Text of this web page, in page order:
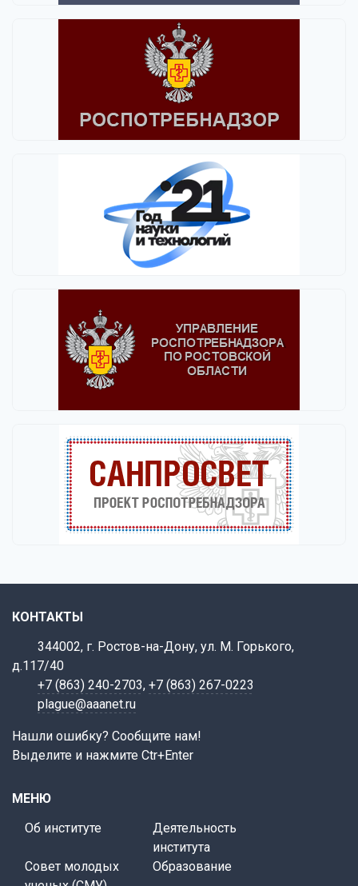
КОНТАКТЫ
344002, г. Ростов-на-Дону, ул. М. Горького,
д.117/40
+7 (863) 240-2703, +7 (863) 267-0223
plague@aaanet.ru
Нашли ошибку? Сообщите нам!
Выделите и нажмите Ctr+Enter
МЕНЮ
Об институте
Деятельность
института
Совет молодых
Образование